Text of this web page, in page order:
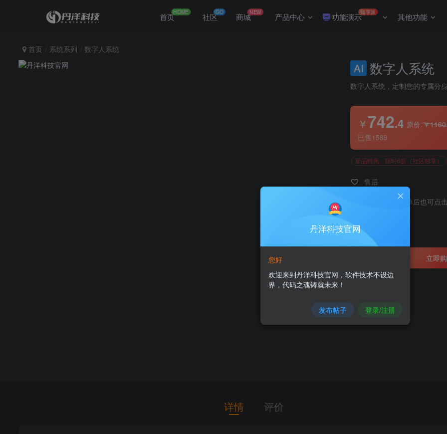
首页HOME 社区GO 商城NEW 产品中心 功能演示知享派 其他功能
首页 系统系列 数字人系统
AI 数字人系统
数字人系统，定制您的专属分
￥742.4 原价:￥1160
已售1589
新品特惠、限时6折（社区独享）
售后
即刻发货【下单后也可
立即
详情 评价
丹洋科技官网
您好
欢迎来到丹洋科技官网，软件技术不设边
界，代码之魂铸就未来！
发布帖子 登录/注册